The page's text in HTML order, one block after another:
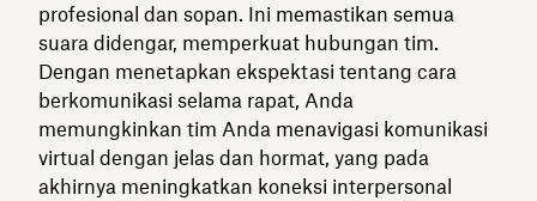
profesional dan sopan. Ini memastikan semua
suara didengar, memperkuat hubungan tim.
Dengan menetapkan ekspektasi tentang cara
berkomunikasi selama rapat, Anda
memungkinkan tim Anda menavigasi komunikasi
virtual dengan jelas dan hormat, yang pada
akhirnya meningkatkan koneksi interpersonal